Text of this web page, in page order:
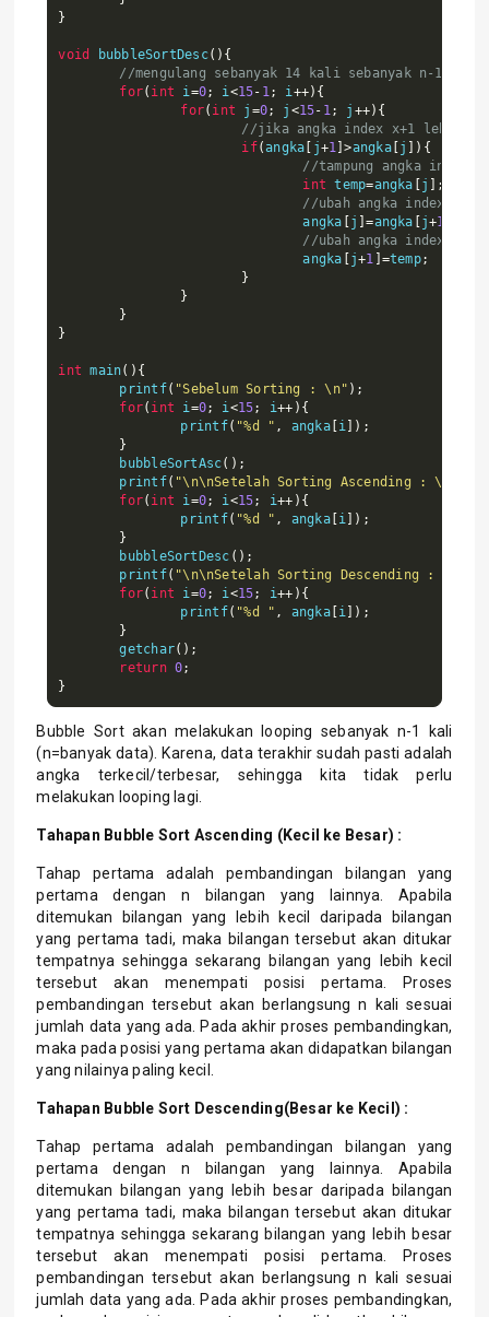
}
void bubbleSortDesc(){
//mengulang sebanyak 14 kali sebanyak n-1 data
for( int i =0; i <15- 1 ; i ++){
for( int j =0; j <15- 1 ; j ++){
//jika angka index x+1 lebih
if(angka [ j+1 ]>angka[j ]){
//tampung angka index x
int temp=angka [j ];
//ubah angka index x
				angka
[j ]=angka [j+1
//ubah angka index x+1
				angka
[j+1 ]=temp;
}
}
}
}
int main(){
	printf
( "Sebelum Sorting : \n" );
for( int i =0; i <15; i++){
		printf
( "%d " , angka[i ]);
}
	bubbleSortAsc
();
	printf
( "\n\nSetelah Sorting Ascending : \n"
for( int i =0; i <15; i++){
		printf
( "%d " , angka[i ]);
}
	bubbleSortDesc
();
	printf
( "\n\nSetelah Sorting Descending : \n"
for( int i =0; i <15; i++){
		printf
( "%d " , angka[i ]);
}
	getchar
();
return 0;
}
Bubble Sort akan melakukan looping sebanyak n-1 kali
(n=banyak data). Karena, data terakhir sudah pasti adalah
angka terkecil/terbesar, sehingga kita tidak perlu
melakukan looping lagi.
Tahapan Bubble Sort Ascending (Kecil ke Besar) :
Tahap pertama adalah pembandingan bilangan yang
pertama dengan n bilangan yang lainnya. Apabila
ditemukan bilangan yang lebih kecil daripada bilangan
yang pertama tadi, maka bilangan tersebut akan ditukar
tempatnya sehingga sekarang bilangan yang lebih kecil
tersebut akan menempati posisi pertama. Proses
pembandingan tersebut akan berlangsung n kali sesuai
jumlah data yang ada. Pada akhir proses pembandingkan,
maka pada posisi yang pertama akan didapatkan bilangan
yang nilainya paling kecil.
Tahapan Bubble Sort Descending(Besar ke Kecil) :
Tahap pertama adalah pembandingan bilangan yang
pertama dengan n bilangan yang lainnya. Apabila
ditemukan bilangan yang lebih besar daripada bilangan
yang pertama tadi, maka bilangan tersebut akan ditukar
tempatnya sehingga sekarang bilangan yang lebih besar
tersebut akan menempati posisi pertama. Proses
pembandingan tersebut akan berlangsung n kali sesuai
jumlah data yang ada. Pada akhir proses pembandingkan,